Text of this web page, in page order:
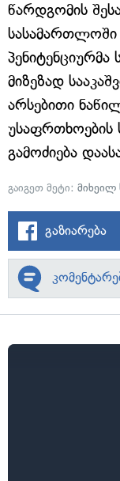
წარდგომის
სასამართლოში
პენიტენციურმა
მიზეზად
არსებითი
უსაფრთხოების
გამოძიება
გაიგეთ მეტი: მიხეილ
გაზიარება